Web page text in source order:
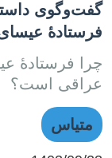
گفت‌وگوی
فرستادۀ
چرا فرستادۀ
عراقی است؟
متیاس